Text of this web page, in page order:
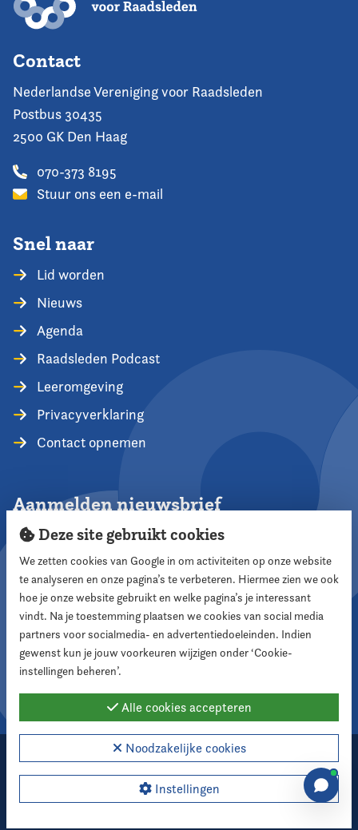
Contact
Nederlandse Vereniging voor Raadsleden
Postbus 30435
2500 GK Den Haag
070-373 8195
Stuur ons een e-mail
Snel naar
Lid worden
Nieuws
Agenda
Raadsleden Podcast
Leeromgeving
Privacyverklaring
Contact opnemen
Aanmelden nieuwsbrief
Aanmelden
Volg ons
2026 Nederlandse Vereniging voor Raadsleden
Cookie instellingen
Deze site gebruikt cookies
We zetten cookies van Google in om activiteiten op onze website
te analyseren en onze pagina’s te verbeteren. Hiermee zien we ook
hoe je onze website gebruikt en welke pagina’s je interessant
vindt. Na je toestemming plaatsen we cookies van social media
partners voor socialmedia- en advertentiedoeleinden. Indien
gewenst kun je jouw voorkeuren wijzigen onder ‘Cookie-
instellingen beheren’.
Alle cookies accepteren
Noodzakelijke cookies
Instellingen